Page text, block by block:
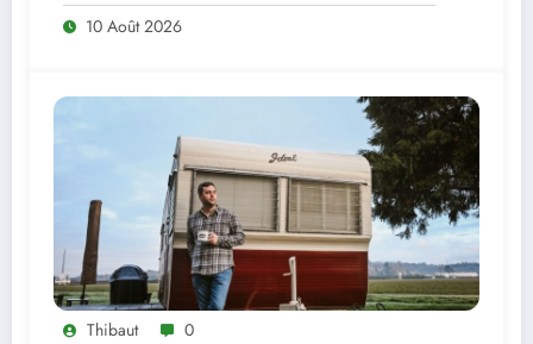
10 Août 2026
Thibaut 0